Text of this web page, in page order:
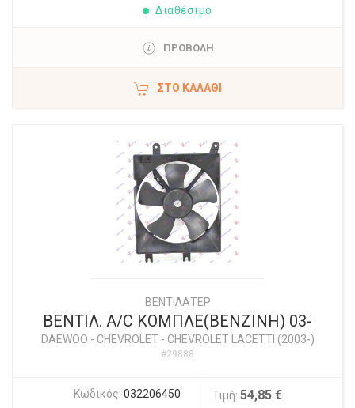
Διαθέσιμο
ΠΡΟΒΟΛΗ
ΣΤΟ ΚΑΛΆΘΙ
ΒΕΝΤΙΛΑΤΕΡ
ΒΕΝΤΙΛ. A/C ΚΟΜΠΛΕ(ΒΕΝΖΙΝΗ) 03-
DAEWOO - CHEVROLET- CHEVROLET LACETTI (2003-)
#29888
Κωδικός: 032206450 Τιμή: 54,85 €